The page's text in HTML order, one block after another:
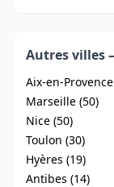
Autres villes
Aix-en-
Marseille (50)
Nice (50)
Toulon (30)
Hyères (19)
Antibes (14)